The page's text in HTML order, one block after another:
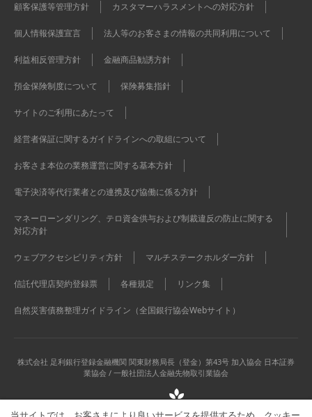
顧客保護等管理方針 カスタマーハラスメントへの対応方針
個人情報保護宣言 法人等のお客さまの情報の共同利用について
利益相反管理方針 金融商品勧誘方針
預金保険制度について 保険募集指針
サイトのご利用にあたって
経営者保証に関するガイドラインへの取組について
お客さま本位の業務運営に関する基本方針
電子決済等代行業者との連携及び協働に係る方針
マネーローンダリング、テロ資金供与および制裁違反の防止に関する
対応方針
ウェブアクセシビリティ方針 マルチステークホルダー方針
信託代理店契約登録票 各種規定 リンク集
自然災害債務整理ガイドライン（全国銀行協会Webサイト）
株式会社 足利銀行登録金融機関 関東財務局長（登金）第43号 加入協会 日本証券
業協会 / 一般社団法人金融先物取引業協会